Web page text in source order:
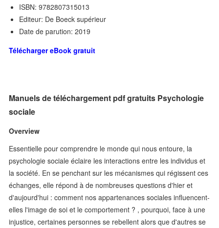
ISBN: 9782807315013
Editeur: De Boeck supérieur
Date de parution: 2019
Télécharger eBook gratuit
Manuels de téléchargement pdf gratuits Psychologie
sociale
Overview
Essentielle pour comprendre le monde qui nous entoure, la
psychologie sociale éclaire les interactions entre les individus et
la société. En se penchant sur les mécanismes qui régissent ces
échanges, elle répond à de nombreuses questions d'hier et
d'aujourd'hui : comment nos appartenances sociales influencent-
elles l'image de soi et le comportement ? , pourquoi, face à une
injustice, certaines personnes se rebellent alors que d'autres se